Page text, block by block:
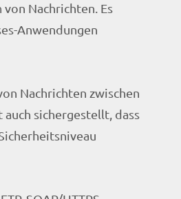
Nachrichten. Es
Anwendungen
Nachrichten zwischen
sichergestellt, dass